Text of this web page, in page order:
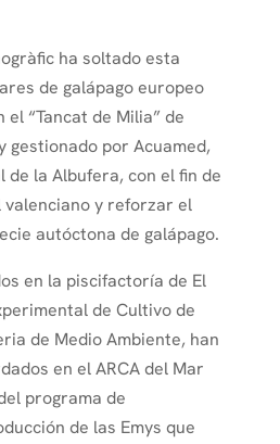
de
›
la Consellería de Medio
en suelta galápagos
de Valencia.
ha soltado esta
de galápago europeo
“Tancat de Milia” de
gestionado por Acuamed,
de la Albufera, con el fin de
y reforzar el
autóctona de galápago.
en la piscifactoría de El
de Cultivo de
de Medio Ambiente, han
en el ARCA del Mar
programa de
de las Emys que